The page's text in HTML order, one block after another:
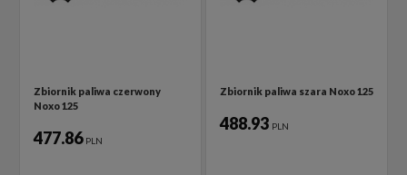
Zbiornik paliwa czerwony
Noxo 125
477.86 PLN
Zbiornik paliwa szara Noxo 125
488.93 PLN